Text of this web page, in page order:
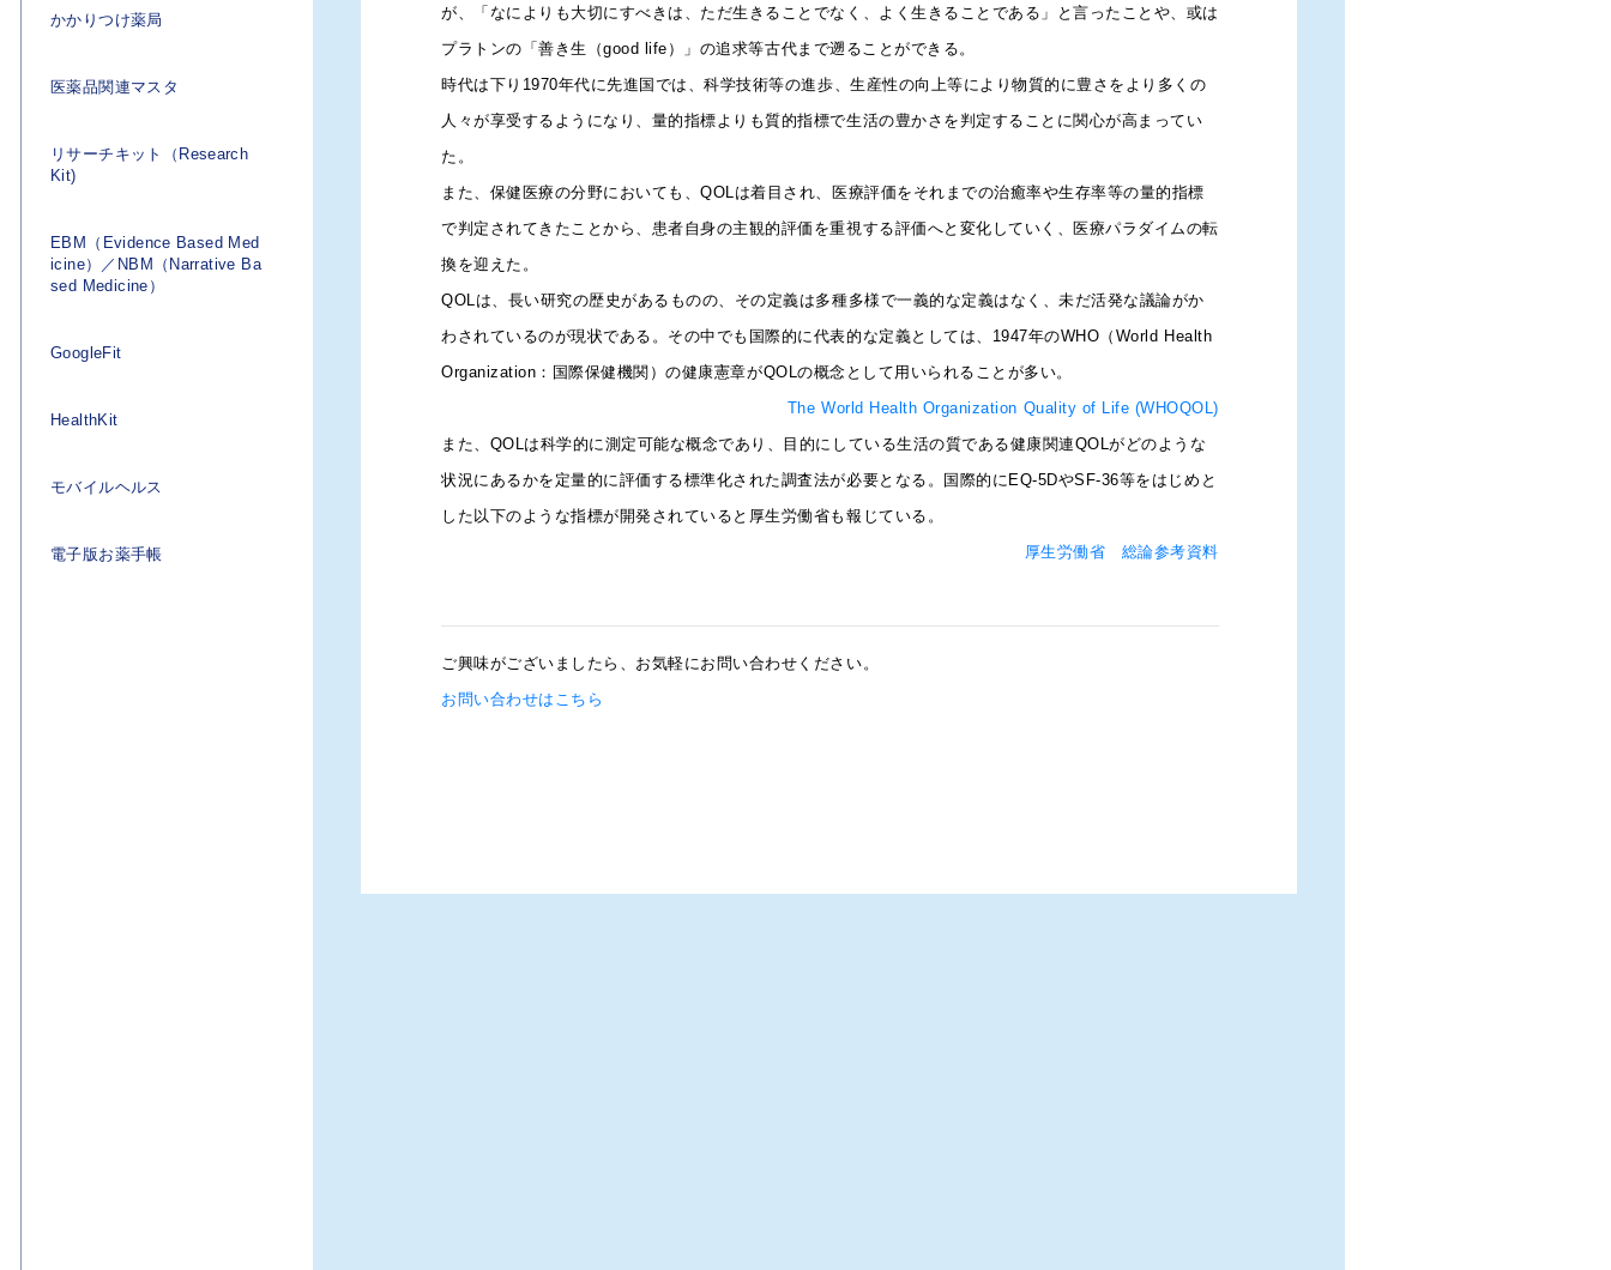
かかりつけ薬局
医薬品関連マスタ
リサーチキット（Research
Kit)
EBM（Evidence Based Med
icine）／NBM（Narrative Ba
sed Medicine）
GoogleFit
HealthKit
モバイルヘルス
電子版お薬手帳
ム、また画像検査や生存率などの医
て、アドヒアランス等、患者の治療
ない」と厳格に医師の評価の影響を
が、「なによりも大切にすべきは、ただ生きることでなく、よく生きることである」と言ったことや、或は
プラトンの「善き生（good life）」の追求等古代まで遡ることができる。
時代は下り1970年代に先進国では、科学技術等の進歩、生産性の向上等により物質的に豊さをより多くの
人々が享受するようになり、量的指標よりも質的指標で生活の豊かさを判定することに関心が高まってい
た。
また、保健医療の分野においても、QOLは着目され、医療評価をそれまでの治癒率や生存率等の量的指標
で判定されてきたことから、患者自身の主観的評価を重視する評価へと変化していく、医療パラダイムの転
換を迎えた。
QOLは、長い研究の歴史があるものの、その定義は多種多様で一義的な定義はなく、未だ活発な議論がか
わされているのが現状である。その中でも国際的に代表的な定義としては、1947年のWHO（World Health
Organization：国際保健機関）の健康憲章がQOLの概念として用いられることが多い。
The World Health Organization Quality of Life (WHOQOL)
また、QOLは科学的に測定可能な概念であり、目的にしている生活の質である健康関連QOLがどのような
状況にあるかを定量的に評価する標準化された調査法が必要となる。国際的にEQ-5DやSF-36等をはじめと
した以下のような指標が開発されていると厚生労働省も報じている。
厚生労働省 総論参考資料
ご興味がございましたら、お気軽にお問い合わせください。
お問い合わせはこちら